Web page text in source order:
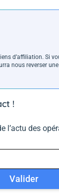
d’affiliation. Si
nous reverser
!
l’actu des
Valider